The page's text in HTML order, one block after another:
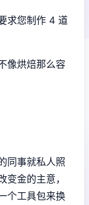
求您制作 4 道
像烘焙那么容
同事就私人照
金的主意，
个工具包来换